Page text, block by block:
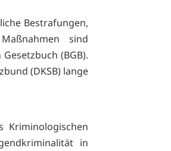
Bestrafungen,
sind
(BGB).
(DKSB) lange
Kriminologischen
in